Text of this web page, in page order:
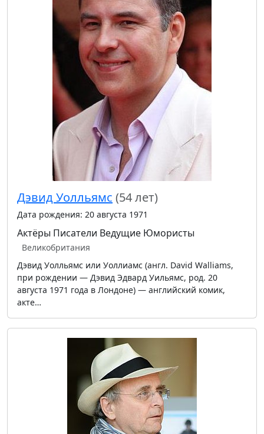
Дэвид Уолльямс (54 лет)
Дата рождения: 20 августа 1971
Актёры Писатели Ведущие Юмористы
Великобритания
Дэвид Уолльямс или Уоллиамс (англ. David Walliams,
при рождении — Дэвид Эдвард Уильямс, род. 20
августа 1971 года в Лондоне) — английский комик,
акте…